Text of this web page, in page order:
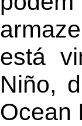
está
Niño,
Ocean